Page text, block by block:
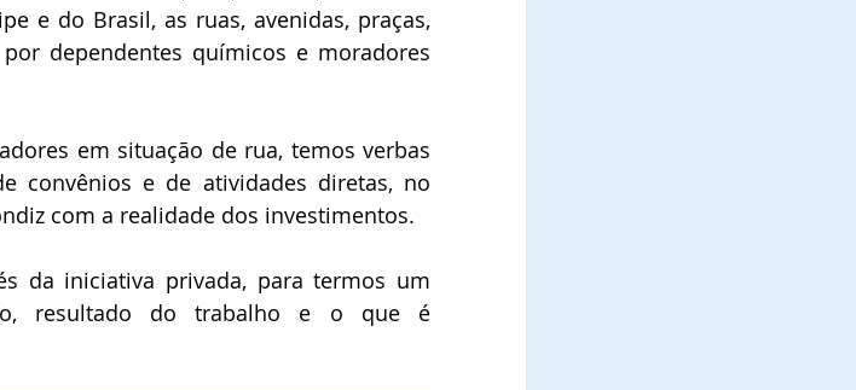
e do Brasil, as ruas, avenidas, praças,
dependentes químicos e moradores
em situação de rua, temos verbas
convênios e de atividades diretas, no
com a realidade dos investimentos.
da iniciativa privada, para termos um
resultado do trabalho e o que é